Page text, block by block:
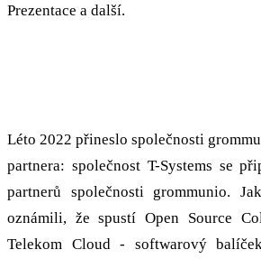
Prezentace a další.
Léto 2022 přineslo společnosti
partnera: společnost T-Systems se
partnerů společnosti grommunio.
oznámili, že spustí Open Source
Telekom Cloud - softwarový